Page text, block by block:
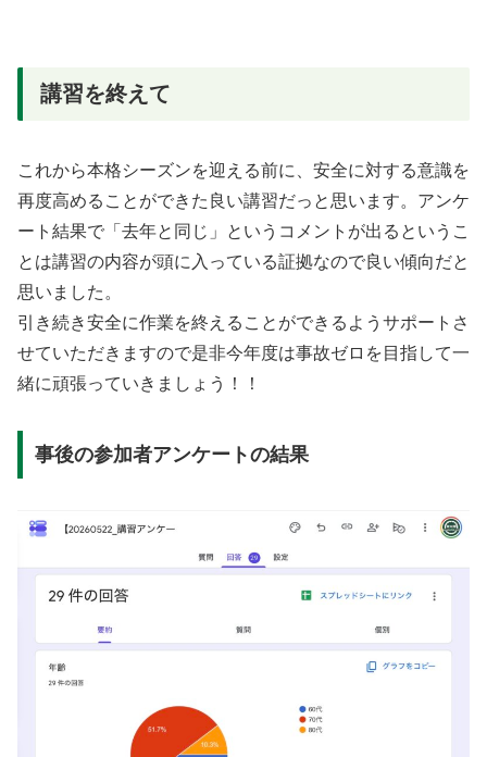
講習を終えて
これから本格シーズンを迎える前に、安全に対する意識を
再度高めることができた良い講習だっと思います。アンケ
ート結果で「去年と同じ」というコメントが出るというこ
とは講習の内容が頭に入っている証拠なので良い傾向だと
思いました。
引き続き安全に作業を終えることができるようサポートさ
せていただきますので是非今年度は事故ゼロを目指して一
緒に頑張っていきましょう！！
事後の参加者アンケートの結果